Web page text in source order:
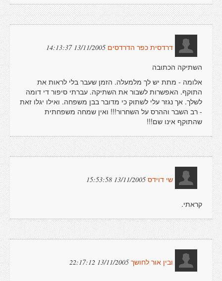
דרדסית כפר הדרדסים 13/11/2005 14:13:37
השתיקה הכתובה
אלומה - מתת יש לך מלמעלה. הזמן שעבר בלי לראות את
התוקף. האפשרות לשבור את השתיקה. עברתי סיפור די דומה
לשלך. אך נגזר עלי לשתוק כי מדובר בבן משפחה. ואילו יגלו זאת
- רב השבר וההרס על השחרור!!! ואין שמחה משפחתית
שהתוקף אינו שם!!!
שי דוידס 13/11/2005 15:53:58
קראתי.
ובין אור לחושך 13/11/2005 22:17:12